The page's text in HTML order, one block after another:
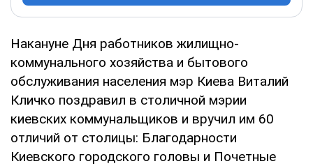
Накануне Дня работников жилищно-
коммунального хозяйства и бытового
обслуживания населения мэр Киева Виталий
Кличко поздравил в столичной мэрии
киевских коммунальщиков и вручил им 60
отличий от столицы: Благодарности
Киевского городского головы и Почетные